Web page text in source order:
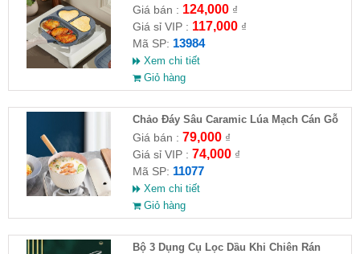
năng 3 ngăn
Giá bán : 124,000₫
Giá sỉ VIP : 117,000₫
Mã SP: 13984
Xem chi tiết
Giỏ hàng
Chảo Đáy Sâu Caramic Lúa Mạch Cán Gỗ
Giá bán : 79,000₫
Giá sỉ VIP : 74,000₫
Mã SP: 11077
Xem chi tiết
Giỏ hàng
Bộ 3 Dụng Cụ Lọc Dầu Khi Chiên Rán